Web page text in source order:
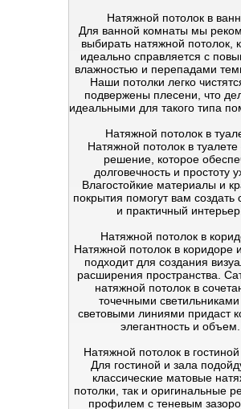
Натяжной потолок в
Для ванной комнаты мы
выбирать натяжной потолок,
идеально справляется с
влажностью и перепадами
Наши потолки легко
подвержены плесени, что
идеальными для такого типа
Натяжной потолок в
Натяжной потолок в
решение, которое
долговечность и простоту
Влагостойкие материалы и
покрытия помогут вам создать
и практичный
Натяжной потолок в
Натяжной потолок в коридоре
подходит для создания
расширения пространства.
натяжной потолок в
точечными
световыми линиями придаст
элегантность и объем.
Натяжной потолок в
Для гостиной и зала
классические матовые
потолки, так и оригинальные
профилем с теневым